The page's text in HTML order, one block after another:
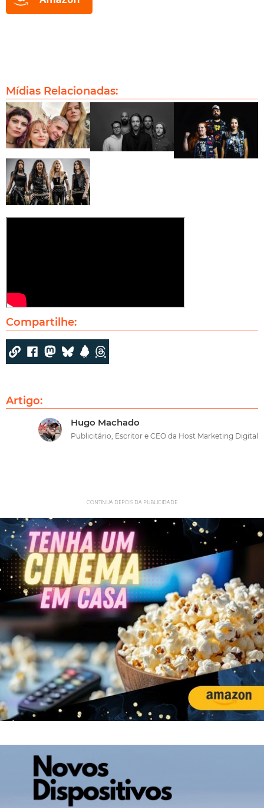
Mídias Relacionadas:
Compartilhe:
Artigo:
Hugo Machado
Publicitário, Escritor e CEO da Host Marketing Digital
CONTINUA DEPOIS DA PUBLICIDADE